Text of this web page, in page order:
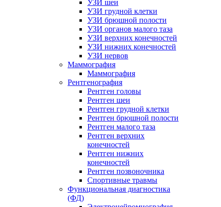
УЗИ шеи
УЗИ грудной клетки
УЗИ брюшной полости
УЗИ органов малого таза
УЗИ верхних конечностей
УЗИ нижних конечностей
УЗИ нервов
Маммография
Маммография
Рентгенография
Рентген головы
Рентген шеи
Рентген грудной клетки
Рентген брюшной полости
Рентген малого таза
Рентген верхних
конечностей
Рентген нижних
конечностей
Рентген позвоночника
Спортивные травмы
Функциональная диагностика
(ФД)